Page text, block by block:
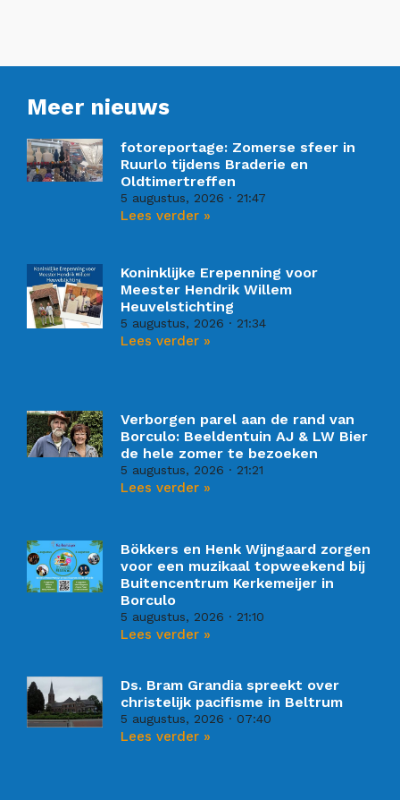
Meer nieuws
fotoreportage: Zomerse sfeer in
Ruurlo tijdens Braderie en
Oldtimertreffen
5 augustus, 2026 21:47
Lees verder »
Koninklijke Erepenning voor
Meester Hendrik Willem
Heuvelstichting
5 augustus, 2026 21:34
Lees verder »
Verborgen parel aan de rand van
Borculo: Beeldentuin AJ & LW Bier
de hele zomer te bezoeken
5 augustus, 2026 21:21
Lees verder »
Bökkers en Henk Wijngaard zorgen
voor een muzikaal topweekend bij
Buitencentrum Kerkemeijer in
Borculo
5 augustus, 2026 21:10
Lees verder »
Ds. Bram Grandia spreekt over
christelijk pacifisme in Beltrum
5 augustus, 2026 07:40
Lees verder »